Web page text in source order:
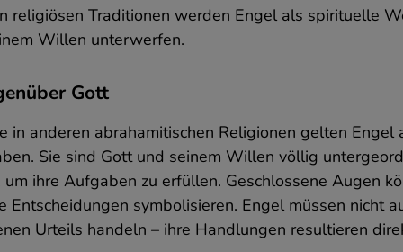
religiösen Traditionen werden Engel als spirituelle
Willen unterwerfen.
Gott
in anderen abrahamitischen Religionen gelten Engel
Sie sind Gott und seinem Willen völlig
ihre Aufgaben zu erfüllen. Geschlossene Augen
symbolisieren. Engel müssen nicht
Urteils handeln – ihre Handlungen resultieren
beschrieben.
eine der in der DSGVO zulässigen Rechtsgrundlagen hat
wie oben beschrieben. Ihre Daten werden verarbeitet
Grundlage für deren Verarbeitung vorliegt, also im Falle
einer Einwilligung bis zu deren Widerruf, Einschränkung oder
einschränkenden Maßnahmen Ihrerseits, sofern die
für die Vertragserfüllung erforderlich sind – für die Dauer
Dauer Leistung und für den Fall, dass die Grundlage für
Datenverarbeitung ein berechtigtes Interesse des